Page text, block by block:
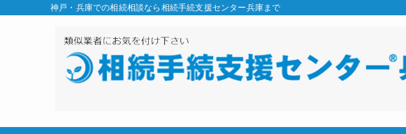
神戸・兵庫での相続相談なら相続手続支援センター兵庫まで